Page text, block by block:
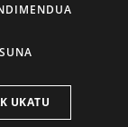
mar. 1a
UKATU